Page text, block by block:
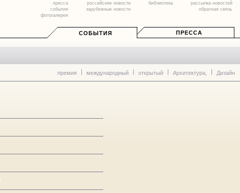
пресса
события
фотогалерея
российские новости
зарубежные новости
библиотека
рассылка новостей
обратная связь
СОБЫТИЯ ПРЕССА
премия международный открытый Архитектура, Дизайн